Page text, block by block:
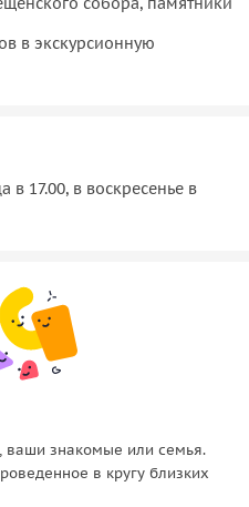
в экскурсионную
в 17.00, в воскресенье в
ваши знакомые или семья.
в кругу близких